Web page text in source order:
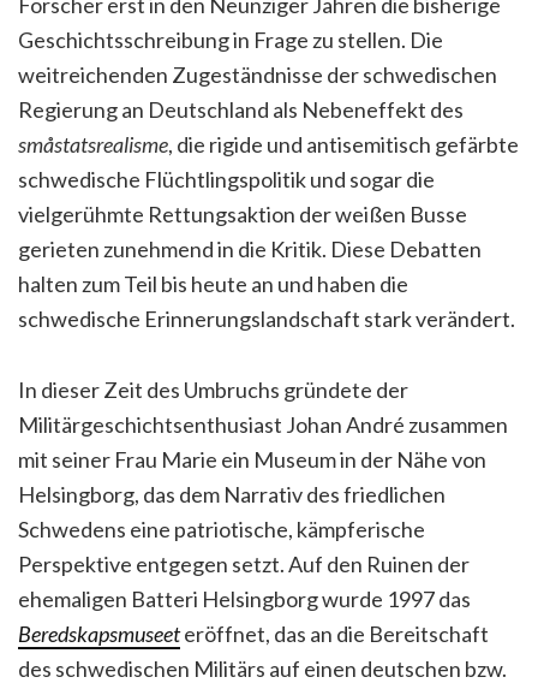
Geschichtsschreibung in Frage zu stellen. Die
weitreichenden Zugeständnisse der schwedischen
Regierung an Deutschland als Nebeneffekt des
småstatsrealisme, die rigide und antisemitisch gefärbte
schwedische Flüchtlingspolitik und sogar die
vielgerühmte Rettungsaktion der weißen Busse
gerieten zunehmend in die Kritik. Diese Debatten
halten zum Teil bis heute an und haben die
schwedische Erinnerungslandschaft stark verändert.
In dieser Zeit des Umbruchs gründete der
Militärgeschichtsenthusiast Johan André zusammen
mit seiner Frau Marie ein Museum in der Nähe von
Helsingborg, das dem Narrativ des friedlichen
Schwedens eine patriotische, kämpferische
Perspektive entgegen setzt. Auf den Ruinen der
ehemaligen Batteri Helsingborg wurde 1997 das
Beredskapsmuseeteröffnet, das an die Bereitschaft
des schwedischen Militärs auf einen deutschen bzw.